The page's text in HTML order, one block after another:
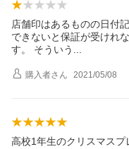
店舗印はあるものの日付
できないと保証が受けれ
す。 そういう
購入者さん 2021/05/08
高校1年生のクリスマス